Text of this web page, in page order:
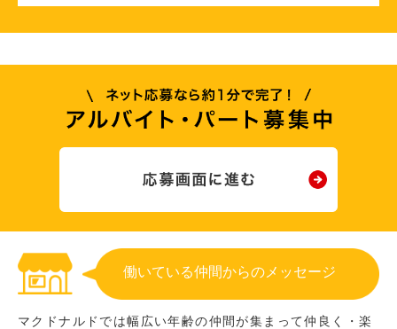
働いている仲間からのメッセージ
マクドナルドでは幅広い年齢の仲間が集まって仲良く・楽